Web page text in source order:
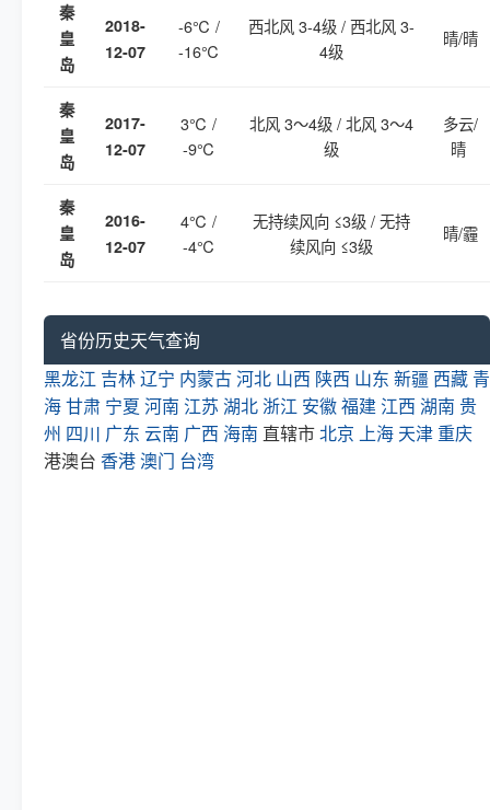
秦
皇
岛
2018-
12-07
-6℃ /
-16℃
西北风 3-4级 / 西北风 3-
4级
晴/晴
秦
皇
岛
2017-
12-07
3℃ /
-9℃
北风 3～4级 / 北风 3～4
级
多云/
晴
秦
皇
岛
2016-
12-07
4℃ /
-4℃
无持续风向 ≤3级 / 无持
续风向 ≤3级
晴/霾
省份历史天气查询
黑龙江 吉林辽宁 内蒙古河北 山西 陕西 山东 新疆 西藏 青
海甘肃 宁夏 河南 江苏 湖北 浙江 安徽福建 江西 湖南 贵
州 四川 广东 云南 广西 海南 直辖市北京 上海 天津 重庆
港澳台 香港澳门 台湾